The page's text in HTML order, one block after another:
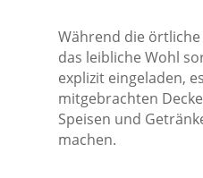
Während die
das leibliche Wohl
explizit eingeladen,
mitgebrachten
Speisen und
machen.